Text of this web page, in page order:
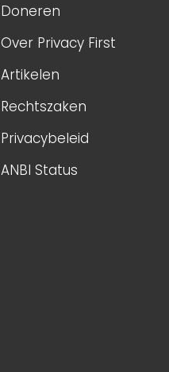
Doneren
Over Privacy First
Artikelen
Rechtszaken
Privacybeleid
ANBI Status